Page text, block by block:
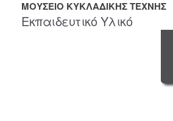
ΜΟΥΣΕΙΟ ΚΥΚΛΑΔΙΚΗΣ ΤΕΧΝΗΣ
Εκπαιδευτικό Υλικό